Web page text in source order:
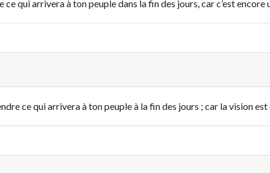
qui arrivera à ton peuple dans la fin des jours, car c’est encore
ce qui arrivera à ton peuple à la fin des jours ; car la vision